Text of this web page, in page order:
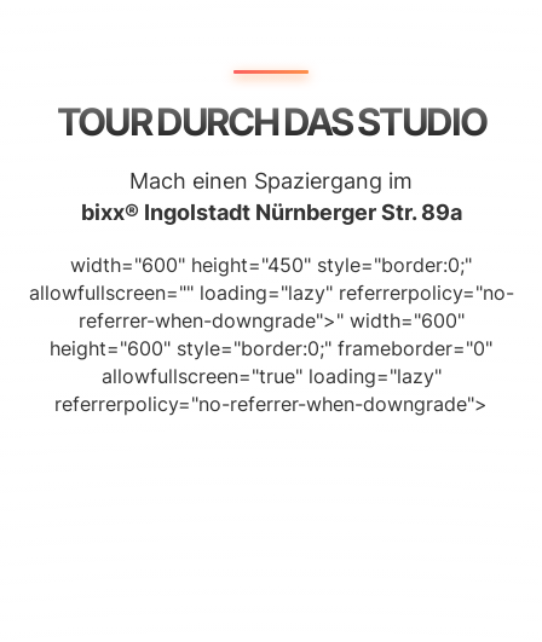
TOUR DURCH DAS STUDIO
Mach einen Spaziergang im
bixx® Ingolstadt Nürnberger Str. 89a
width="600" height="450" style="border:0;"
allowfullscreen="" loading="lazy" referrerpolicy="no-
referrer-when-downgrade">" width="600"
height="600" style="border:0;" frameborder="0"
allowfullscreen="true" loading="lazy"
referrerpolicy="no-referrer-when-downgrade">